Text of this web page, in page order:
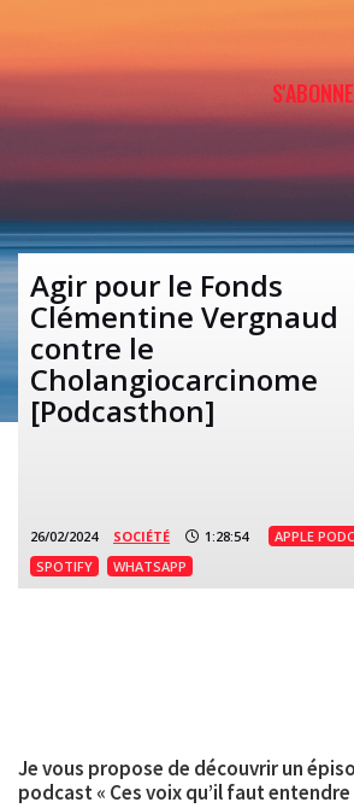
Agir pour le Fonds
Clémentine Vergnaud
contre le
Cholangiocarcinome
[Podcasthon]
26/02/2024 SOCIÉTÉ 1:28:54 APPLE
SPOTIFY
WHATSAPP
Je vous propose de découvrir un
podcast « Ces voix qu’il faut entendre